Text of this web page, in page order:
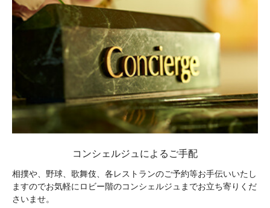
コンシェルジュによるご手配
相撲や、野球、歌舞伎、各レストランのご予約等お手伝いいたし
ますのでお気軽にロビー階のコンシェルジュまでお立ち寄りくだ
さいませ。